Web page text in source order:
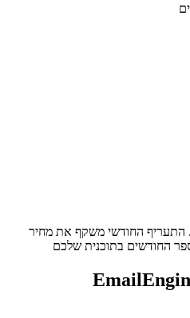
התעריף החודשי משקף את מחיר